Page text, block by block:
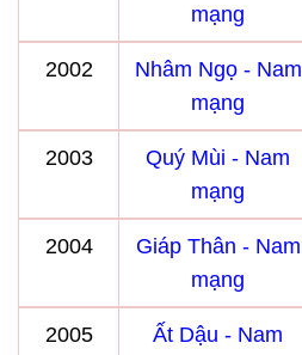
mạng
2002
Nhâm Ngọ - Nam
mạng
2003
Quý Mùi - Nam
mạng
2004
Giáp Thân - Nam
mạng
2005
Ất Dậu - Nam